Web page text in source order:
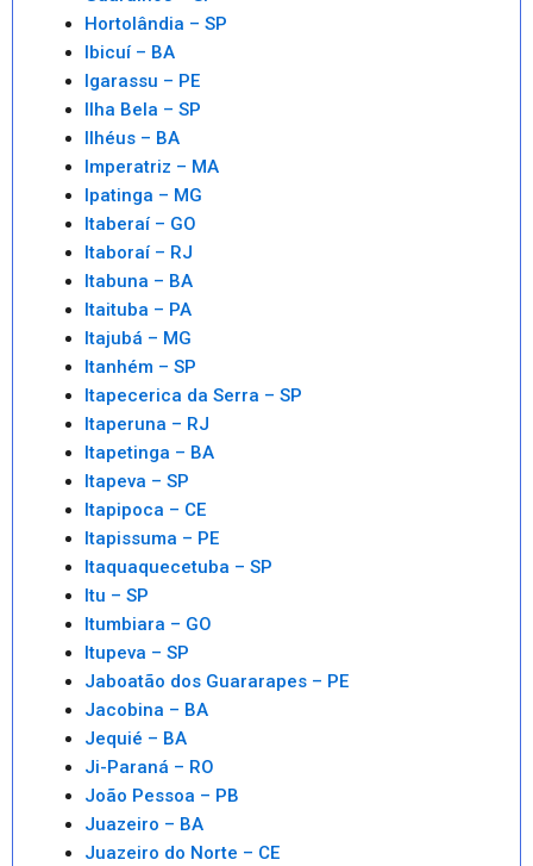
Hortolândia – SP
Ibicuí – BA
Igarassu – PE
Ilha Bela – SP
Ilhéus – BA
Imperatriz – MA
Ipatinga – MG
Itaberaí – GO
Itaboraí – RJ
Itabuna – BA
Itaituba – PA
Itajubá – MG
Itanhém – SP
Itapecerica da Serra – SP
Itaperuna – RJ
Itapetinga – BA
Itapeva – SP
Itapipoca – CE
Itapissuma – PE
Itaquaquecetuba – SP
Itu – SP
Itumbiara – GO
Itupeva – SP
Jaboatão dos Guararapes – PE
Jacobina – BA
Jequié – BA
Ji-Paraná – RO
João Pessoa – PB
Juazeiro – BA
Juazeiro do Norte – CE